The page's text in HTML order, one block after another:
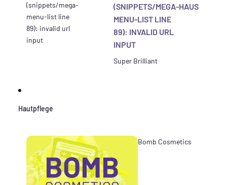
(snippets/mega-
menu-list line
89): invalid url
input
(SNIPPETS/MEGA-
MENU-LIST LINE
89): INVALID URL
INPUT
HAUS
Super Brilliant
Hautpflege
Bomb Cosmetics